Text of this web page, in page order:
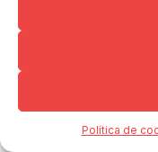
Política de